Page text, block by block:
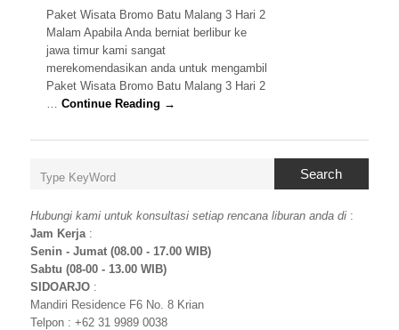
Paket Wisata Bromo Batu Malang 3 Hari 2
Malam Apabila Anda berniat berlibur ke
jawa timur kami sangat
merekomendasikan anda untuk mengambil
Paket Wisata Bromo Batu Malang 3 Hari 2
…Continue Reading →
Search
Hubungi kami untuk konsultasi setiap rencana liburan anda di :
Jam Kerja:
Senin - Jumat (08.00 - 17.00 WIB)
Sabtu (08-00 - 13.00 WIB)
SIDOARJO :
Mandiri Residence F6 No. 8 Krian
Telpon : +62 31 9989 0038